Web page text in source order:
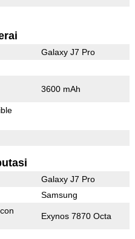
Galaxy J7 Pro
3600 mAh
Galaxy J7 Pro
Samsung
Exynos 7870 Octa